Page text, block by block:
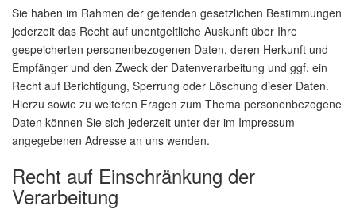
Sie haben im Rahmen der geltenden gesetzlichen Bestimmungen
jederzeit das Recht auf unentgeltliche Auskunft über Ihre
gespeicherten personenbezogenen Daten, deren Herkunft und
Empfänger und den Zweck der Datenverarbeitung und ggf. ein
Recht auf Berichtigung, Sperrung oder Löschung dieser Daten.
Hierzu sowie zu weiteren Fragen zum Thema personenbezogene
Daten können Sie sich jederzeit unter der im Impressum
angegebenen Adresse an uns wenden.
Recht auf Einschränkung der
Verarbeitung